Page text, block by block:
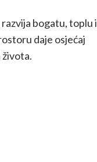
bogatu, toplu i
daje osjećaj